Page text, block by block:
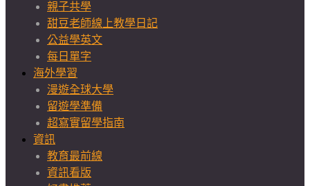
親子共學
甜豆老師線上教學日記
公益學英文
每日單字
海外學習
漫遊全球大學
留遊學準備
超寫實留學指南
資訊
教育最前線
資訊看版